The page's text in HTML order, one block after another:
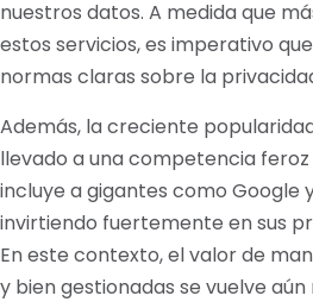
nuestros datos. A medida que
estos servicios, es imperativo
normas claras sobre la
Además, la creciente
llevado a una competencia
incluye a gigantes como Google
invirtiendo fuertemente en sus
En este contexto, el valor de
y bien gestionadas se vuelve